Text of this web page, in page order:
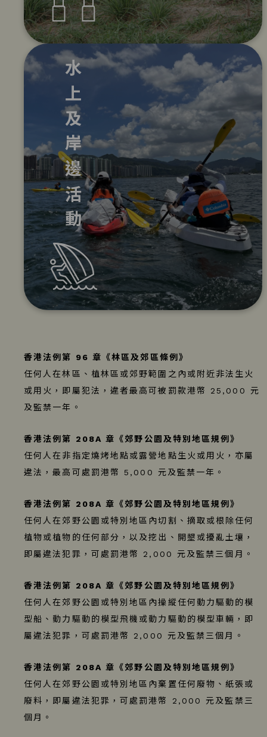
水上及岸邊活動
香港法例第 96 章《林區及郊區條例》
任何人在林區、植林區或郊野範圍之內或附近非法生火
或用火，即屬犯法，違者最高可被罰款港幣 25,000 元
及監禁一年。
香港法例第 208A 章《郊野公園及特別地區規例》
任何人在非指定燒烤地點或露營地點生火或用火，亦屬
違法，最高可處罰港幣 5,000 元及監禁一年。
香港法例第 208A 章《郊野公園及特別地區規例》
任何人在郊野公園或特別地區內切割、摘取或根除任何
植物或植物的任何部分，以及挖出、開墾或擾亂土壤，
即屬違法犯罪，可處罰港幣 2,000 元及監禁三個月。
香港法例第 208A 章《郊野公園及特別地區規例》
任何人在郊野公園或特別地區內操縱任何動力驅動的模
型船、動力驅動的模型飛機或動力驅動的模型車輛，即
屬違法犯罪，可處罰港幣 2,000 元及監禁三個月。
香港法例第 208A 章《郊野公園及特別地區規例》
任何人在郊野公園或特別地區內棄置任何廢物、紙張或
廢料 ，即屬違法犯罪，可處罰港幣 2,000 元及監禁三
個月。